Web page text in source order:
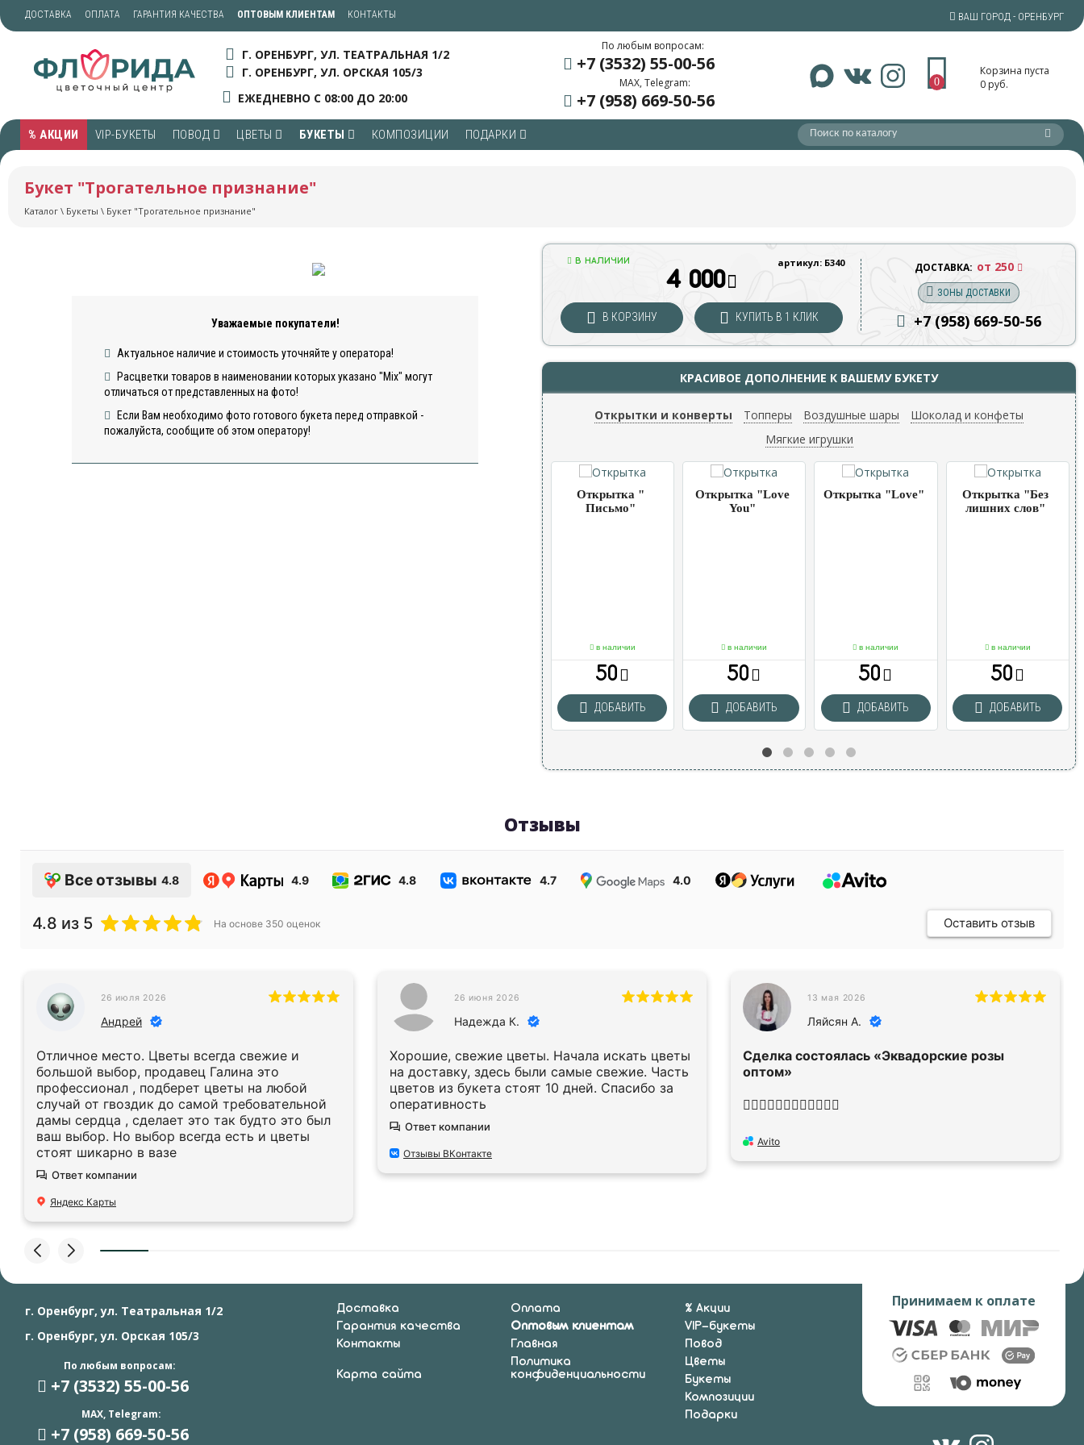
ВАШ ГОРОД - ОРЕНБУРГ
Г. ОРЕНБУРГ, УЛ. ТЕАТРАЛЬНАЯ 1/2
Г. ОРЕНБУРГ, УЛ. ОРСКАЯ 105/3
ЕЖЕДНЕВНО С 08:00 ДО 20:00
По любым вопросам:
+7 (3532) 55-00-56
MAX, Telegram:
+7 (958) 669-50-56
0
Корзина пуста
0 руб.
% АКЦИИ VIP-БУКЕТЫ ПОВОД ЦВЕТЫ БУКЕТЫ КОМПОЗИЦИИ ПОДАРКИ
ДОСТАВКА ОПЛАТА ГАРАНТИЯ КАЧЕСТВА ОПТОВЫМ КЛИЕНТАМ КОНТАКТЫ
Букет "Трогательное признание"
Каталог \ Букеты \ Букет "Трогательное признание"
Уважаемые покупатели!
Актуальное наличие и стоимость уточняйте у оператора!
Расцветки товаров в наименовании которых указано "Mix" могут
отличаться от представленных на фото!
Если Вам необходимо фото готового букета перед отправкой -
пожалуйста, сообщите об этом оператору!
артикул: Б340
В НАЛИЧИИ
4 000
В КОРЗИНУ КУПИТЬ В 1 КЛИК
ДОСТАВКА: от 250
ЗОНЫ ДОСТАВКИ
+7 (958) 669-50-56
КРАСИВОЕ ДОПОЛНЕНИЕ К ВАШЕМУ БУКЕТУ
Открытки и конверты Топперы Воздушные шары
Шоколад и конфеты
Мягкие игрушки
Открытка "
Письмо"
в наличии
50
ДОБАВИТЬ
Открытка "Love
You"
в наличии
50
ДОБАВИТЬ
Открытка "Love"
в наличии
50
ДОБАВИТЬ
Открытка "Без
лишних слов"
в наличии
50
ДОБАВИТЬ
Отзывы
Все отзывы 4.8 4.9 4.8 4.7 4.0
4.8 из 5 На основе 350 оценок Оставить отзыв
26 июля 2026
Андрей
Отличное место. Цветы всегда свежие и
большой выбор, продавец Галина это
профессионал , подберет цветы на любой
случай от гвоздик до самой требовательной
дамы сердца , сделает это так будто это был
ваш выбор. Но выбор всегда есть и цветы
стоят шикарно в вазе
Ответ компании
Яндекс Карты
26 июня 2026
Надежда К.
Хорошие, свежие цветы. Начала искать цветы
на доставку, здесь были самые свежие. Часть
цветов из букета стоят 10 дней. Спасибо за
оперативность
Ответ компании
Отзывы ВКонтакте
13 мая 2026
Ляйсян А.
Сделка состоялась «Эквадорские розы
оптом»
👍🏻👍🏻👍🏻👍🏻👍🏻👍🏻
Avito
г. Оренбург, ул. Театральная 1/2
г. Оренбург, ул. Орская 105/3
По любым вопросам:
+7 (3532) 55-00-56
MAX, Telegram:
+7 (958) 669-50-56
Доставка
Оплата
Гарантия качества
Оптовым клиентам
Контакты
Главная
Карта сайта
Политика
конфиденциальности
% Акции
VIP-букеты
Повод
Цветы
Букеты
Композиции
Подарки
Принимаем к оплате